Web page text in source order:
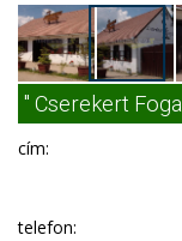
" Cserekert
cím:
telefon: